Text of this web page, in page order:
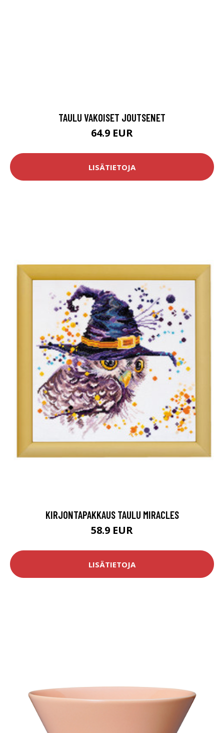
TAULU VAKOISET JOUTSENET
64.9 EUR
LISÄTIETOJA
KIRJONTAPAKKAUS TAULU MIRACLES
58.9 EUR
LISÄTIETOJA